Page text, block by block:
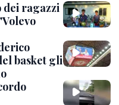
dei ragazzi
basket gli